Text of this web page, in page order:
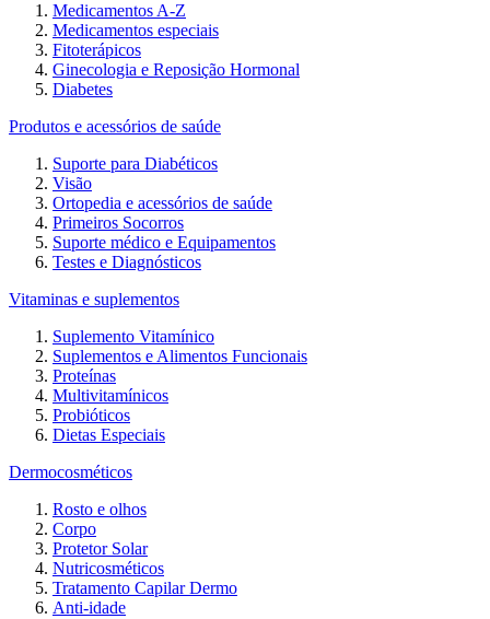
Medicamentos A-Z
Medicamentos especiais
Fitoterápicos
Ginecologia e Reposição Hormonal
Diabetes
Produtos e acessórios de saúde
Suporte para Diabéticos
Visão
Ortopedia e acessórios de saúde
Primeiros Socorros
Suporte médico e Equipamentos
Testes e Diagnósticos
Vitaminas e suplementos
Suplemento Vitamínico
Suplementos e Alimentos Funcionais
Proteínas
Multivitamínicos
Probióticos
Dietas Especiais
Dermocosméticos
Rosto e olhos
Corpo
Protetor Solar
Nutricosméticos
Tratamento Capilar Dermo
Anti-idade